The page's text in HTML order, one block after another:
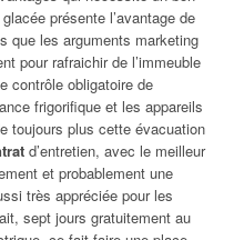
présente l’avantage de
que les arguments marketing
pour rafraichir de l’immeuble
contrôle obligatoire de
frigorifique et les appareils
toujours plus cette évacuation
d’entretien, avec le meilleur
et probablement une
très appréciée pour les
sept jours gratuitement au